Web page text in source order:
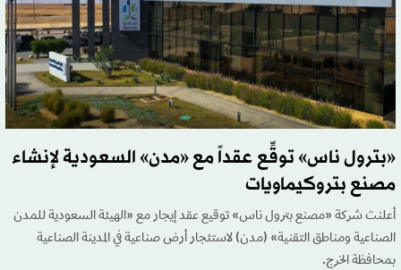
«بترول ناس» توقِّع عقداً مع «مدن» السعودية لإنشاء
مصنع بتروكيماويات
أعلنت شركة «مصنع بترول ناس» توقيع عقد إيجار مع «الهيئة السعودية للمدن
الصناعية ومناطق التقنية» (مدن) لاستئجار أرض صناعية في المدينة الصناعية
بمحافظة الخرج.